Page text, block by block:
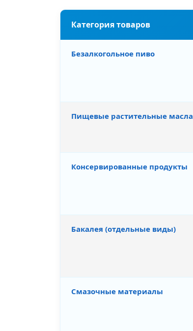
Категория товаров
Безалкогольное пиво
Пищевые растительные масла
Консервированные продукты
Бакалея (отдельные виды)
Смазочные материалы